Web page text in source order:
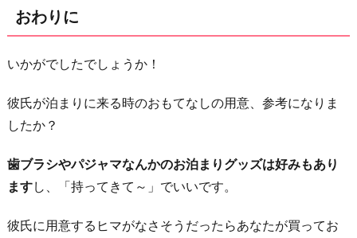
おわりに
いかがでしたでしょうか！
彼氏が泊まりに来る時のおもてなしの用意、参考になりま
したか？
歯ブラシやパジャマなんかのお泊まりグッズは好みもあり
ますし、「持ってきて～」でいいです。
彼氏に用意するヒマがなさそうだったらあなたが買ってお